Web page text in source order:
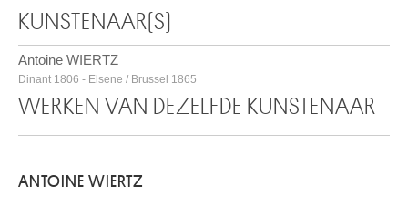
KUNSTENAAR(S)
Antoine WIERTZ
Dinant 1806 - Elsene / Brussel 1865
WERKEN VAN DEZELFDE KUNSTENAAR
ANTOINE WIERTZ